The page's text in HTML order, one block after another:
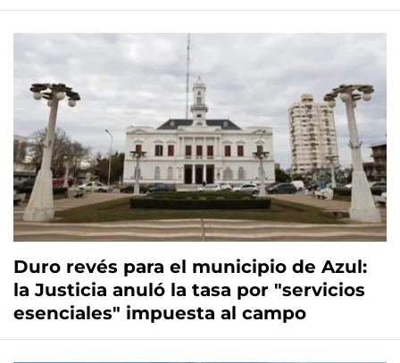
Duro revés para el municipio de Azul:
la Justicia anuló la tasa por "servicios
esenciales" impuesta al campo